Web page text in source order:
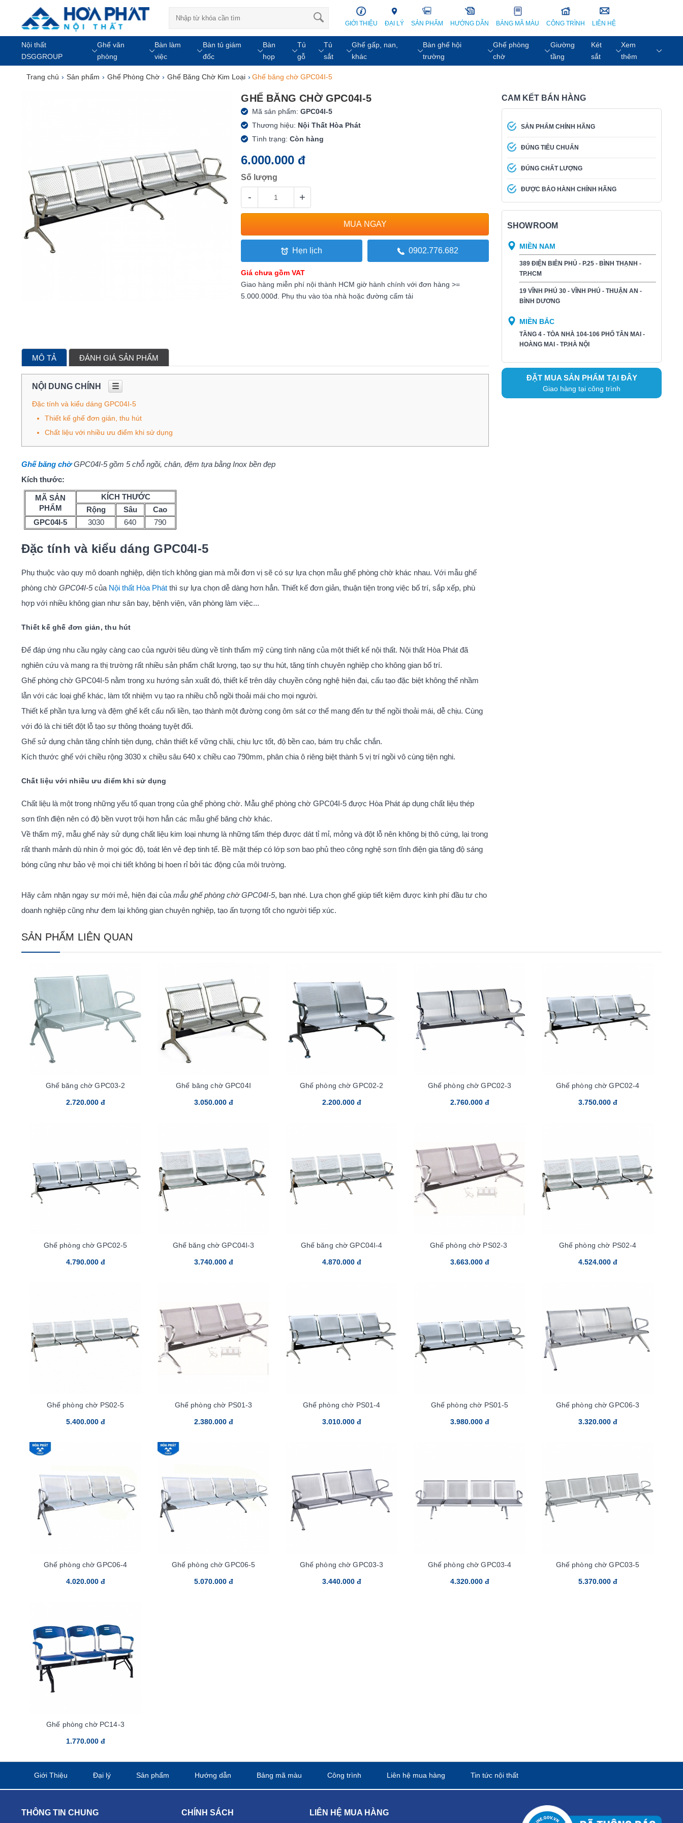
GIỚI THIỆU ĐẠI LÝ SẢN PHẨM HƯỚNG DẪN BẢNG MÃ MÀU CÔNG TRÌNH LIÊN HỆ
Nội thất
DSGGROUP
Ghế văn
phòng
Bàn làm
việc
Bàn tủ giám
đốc
Bàn
họp
Tủ
gỗ
Tủ
sắt
Ghế gấp, nan,
khác
Bàn ghế hội
trường
Ghế phòng
chờ
Giường
tầng
Két
sắt
Xem
thêm
Trang chủ › Sản phẩm › Ghế Phòng Chờ › Ghế Băng Chờ Kim Loại › Ghế băng chờ GPC04I-5
GHẾ BĂNG CHỜ GPC04I-5
Mã sản phẩm:GPC04I-5
Thương hiệu: Nội Thất Hòa Phát
Tình trạng:Còn hàng
6.000.000 đ
Số lượng
- +
Hẹn lịch 0902.776.682
Giá chưa gồm VAT
Giao hàng miễn phí nội thành HCM giờ hành chính với đơn hàng >=
5.000.000đ. Phụ thu vào tòa nhà hoặc đường cấm tải
MÔ TẢ ĐÁNH GIÁ SẢN PHẨM
NỘI DUNG CHÍNH ☰
Đặc tính và kiểu dáng GPC04I-5
Thiết kế ghế đơn giản, thu hút
Chất liệu với nhiều ưu điểm khi sử dụng
Ghế băng chờGPC04I-5 gồm 5 chỗ ngồi, chân, đệm tựa bằng Inox bền đẹp
Kích thước:
MÃ SẢN
PHẨM
KÍCH THƯỚC
Rộng
Sâu
Cao
GPC04I-5
3030 640 790
Đặc tính và kiểu dáng GPC04I-5
Phụ thuộc vào quy mô doanh nghiệp, diện tích không gian mà mỗi đơn vị sẽ có sự lựa chọn mẫu ghế phòng chờ khác nhau. Với mẫu ghế
phòng chờ GPC04I-5của Nội thất Hòa Phát thì sự lựa chọn dễ dàng hơn hẳn. Thiết kế đơn giản, thuận tiện trong việc bố trí, sắp xếp, phù
hợp với nhiều không gian như sân bay, bệnh viện, văn phòng làm việc...
Thiết kế ghế đơn giản, thu hút
Để đáp ứng nhu cầu ngày càng cao của người tiêu dùng về tính thẩm mỹ cùng tính năng của một thiết kế nội thất. Nội thất Hòa Phát đã
nghiên cứu và mang ra thị trường rất nhiều sản phẩm chất lượng, tạo sự thu hút, tăng tính chuyên nghiệp cho không gian bố trí.
Ghế phòng chờ GPC04I-5 nằm trong xu hướng sản xuất đó, thiết kế trên dây chuyền công nghệ hiện đại, cấu tạo đặc biệt không thể nhầm
lẫn với các loại ghế khác, làm tốt nhiệm vụ tạo ra nhiều chỗ ngồi thoải mái cho mọi người.
Thiết kế phần tựa lưng và đệm ghế kết cấu nối liền, tạo thành một đường cong ôm sát cơ thể mang đến tư thế ngồi thoải mái, dễ chịu. Cùng
với đó là chi tiết đột lỗ tạo sự thông thoáng tuyệt đối.
Ghế sử dụng chân tăng chỉnh tiện dụng, chân thiết kế vững chãi, chịu lực tốt, độ bền cao, bám trụ chắc chắn.
Kích thước ghế với chiều rộng 3030 x chiều sâu 640 x chiều cao 790mm, phân chia ô riêng biệt thành 5 vị trí ngồi vô cùng tiện nghi.
Chất liệu với nhiều ưu điểm khi sử dụng
Chất liệu là một trong những yếu tố quan trọng của ghế phòng chờ. Mẫu ghế phòng chờ GPC04I-5 được Hòa Phát áp dụng chất liệu thép
sơn tĩnh điện nên có độ bền vượt trội hơn hẳn các mẫu ghế băng chờ khác.
Về thẩm mỹ, mẫu ghế này sử dụng chất liệu kim loại nhưng là những tấm thép được dát tỉ mỉ, mỏng và đột lỗ nên không bị thô cứng, lại trong
rất thanh mảnh dù nhìn ở mọi góc độ, toát lên vẻ đẹp tinh tế. Bề mặt thép có lớp sơn bao phủ theo công nghệ sơn tĩnh điện gia tăng độ sáng
bóng cũng như bảo vệ mọi chi tiết không bị hoen rỉ bởi tác động của môi trường.
Hãy cảm nhận ngay sự mới mẻ, hiện đại của mẫu ghế phòng chờ GPC04I-5, bạn nhé. Lựa chọn ghế giúp tiết kiệm được kinh phí đầu tư cho
doanh nghiệp cũng như đem lại không gian chuyên nghiệp, tạo ấn tượng tốt cho người tiếp xúc.
CAM KẾT BÁN HÀNG
SẢN PHẨM CHÍNH HÃNG
ĐÚNG TIÊU CHUẨN
ĐÚNG CHẤT LƯỢNG
ĐƯỢC BẢO HÀNH CHÍNH HÃNG
SHOWROOM
MIỀN NAM
389 ĐIỆN BIÊN PHỦ - P.25 - BÌNH THẠNH -
TP.HCM
19 VĨNH PHÚ 30 - VĨNH PHÚ - THUẬN AN -
BÌNH DƯƠNG​
MIỀN BẮC
TẦNG 4 - TÒA NHÀ 104-106 PHỐ TÂN MAI -
HOÀNG MAI - TP.HÀ NỘI
ĐẶT MUA SẢN PHẨM TẠI ĐÂY
Giao hàng tại công trình
SẢN PHẨM LIÊN QUAN
Ghế băng chờ GPC03-2
2.720.000 đ
Ghế băng chờ GPC04I
3.050.000 đ
Ghế phòng chờ GPC02-2
2.200.000 đ
Ghế phòng chờ GPC02-3
2.760.000 đ
Ghế phòng chờ GPC02-4
3.750.000 đ
Ghế phòng chờ GPC02-5
4.790.000 đ
Ghế băng chờ GPC04I-3
3.740.000 đ
Ghế băng chờ GPC04I-4
4.870.000 đ
Ghế phòng chờ PS02-3
3.663.000 đ
Ghế phòng chờ PS02-4
4.524.000 đ
Ghế phòng chờ PS02-5
5.400.000 đ
Ghế phòng chờ PS01-3
2.380.000 đ
Ghế phòng chờ PS01-4
3.010.000 đ
Ghế phòng chờ PS01-5
3.980.000 đ
Ghế phòng chờ GPC06-3
3.320.000 đ
Ghế phòng chờ GPC06-4
4.020.000 đ
Ghế phòng chờ GPC06-5
5.070.000 đ
Ghế phòng chờ GPC03-3
3.440.000 đ
Ghế phòng chờ GPC03-4
4.320.000 đ
Ghế phòng chờ GPC03-5
5.370.000 đ
Ghế phòng chờ PC14-3
1.770.000 đ
Giới Thiệu Đại lý Sản phẩm Hướng dẫn Bảng mã màu Công trình Liên hệ mua hàng Tin tức nội thất
THÔNG TIN CHUNG CHÍNH SÁCH LIÊN HỆ MUA HÀNG